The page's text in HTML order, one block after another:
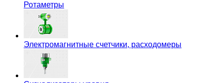
Ротаметры
Электромагнитные счетчики, расходомеры